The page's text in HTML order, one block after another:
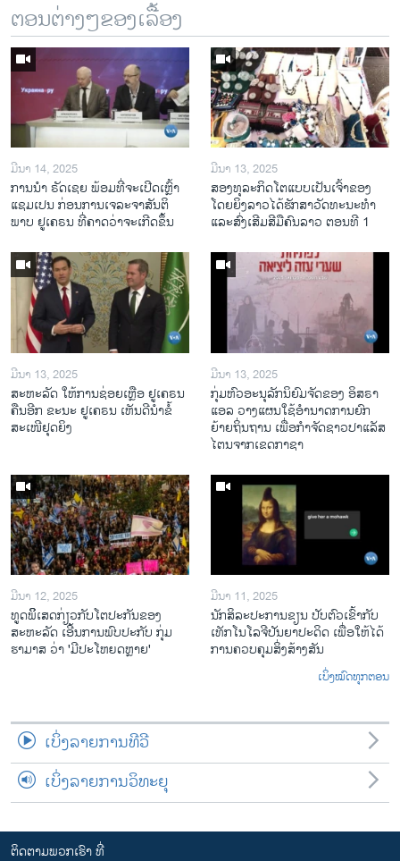
ຕອນຕ່າງໆຂອງເລື້ອງ
ມີນາ 14, 2025
ການ​ນຳ ຣັດ​ເຊຍ ພ້ອມ​ທີ່​ຈະ​ເປີ​ດ​ເຫຼົ້າ​
ແຊມ​ເປນ ກ່ອນການ​ເຈ​ລະ​ຈາ​ສັນ​ຕິ​
ພາບ ຢູ​ເຄ​ຣນ ທີ່​ຄາດ​ວ່າ​ຈະ​ເກີດ​ຂຶ້ນ
ມີນາ 13, 2025
ສອງທຸລະກິດໂຕແບບເປັນເຈົ້າຂອງ
ໂດຍຍິງລາວໄດ້ຮັກສາວັດທະນະທຳ
ແລະສົ່ງເສີມສີມືຄົນລາວ ຕອນທີ 1
ມີນາ 13, 2025
ສະຫະລັດ ໃຫ້ການຊ່ອຍເຫຼືອ ຢູເຄຣນ
ຄືນອີກ ຂະນະ ຢູເຄຣນ ເຫັນດີນຳຂໍ້
ສະເໜີຢຸດຍິງ
ມີນາ 13, 2025
ກຸ່ມຫົວອະນຸລັກນິຍົມຈັດຂອງ ອິສຣາ
ແອລ ວາງແຜນໃຊ້ອຳນາດການຍົກ
ຍ້າຍຖິ່ນຖານ ເພື່ອກຳຈັດຊາວປາແລັສ
ໄຕນຈາກເຂດກາຊາ
ມີນາ 12, 2025
ທູດພິິເສດກ່ຽວກັບໂຕປະກັນຂອງ
ສະຫະລັດ ເອີ້ນການພົບປະກັບ ກຸ່ມ
ຮາມາສ ວ່າ 'ມີປະໂຫຍດຫຼາຍ'
ມີນາ 11, 2025
ນັກ​ສິ​ລະ​ປະ​ການ​ຂຽນ ປັບ​ຕົວ​ເຂົ້າ​ກັບ​
ເທັກ​ໂນ​ໂລ​ຈີ​ປັນ​ຍາ​ປະ​ດິດ ເພື່ອ​ໃຫ້​ໄດ້​
ກ​ານ​ຄວບ​ຄຸມ​ສິ່ງ​ສ້າງ​ສັນ
ເບິ່ງໝົດທຸກຕອນ
ເບິ່ງລາຍການທີວີ
ເບິ່ງລາຍການວິທະຍຸ
ຕິດຕາມພວກເຮົາ ທີ່